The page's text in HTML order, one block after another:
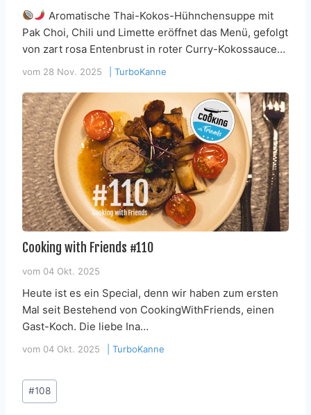
Aromatische Thai-Kokos-Hühnchensuppe mit
Pak Choi, Chili und Limette eröffnet das Menü, gefolgt
von zart rosa Entenbrust in roter Curry-Kokossauce…
vom 28 Nov. 2025 TurboKanne
Cooking with Friends #110
vom 04 Okt. 2025
Heute ist es ein Special, denn wir haben zum ersten
Mal seit Bestehend von CookingWithFriends, einen
Gast-Koch. Die liebe Ina…
vom 04 Okt. 2025 TurboKanne
Schlagworte:
#108